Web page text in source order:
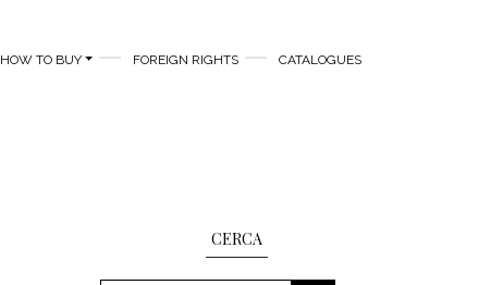
HOW TO BUY FOREIGN RIGHTS CATALOGUES
CERCA